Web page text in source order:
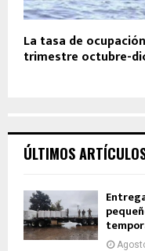
La tasa de
trimestre octubre-
ÚLTIMOS